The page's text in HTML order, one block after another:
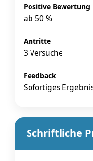
Positive Bewertung
ab 50 %
Antritte
3 Versuche
Feedback
Sofortiges
Schriftliche